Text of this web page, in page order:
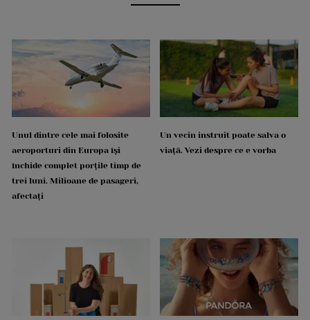
Unul dintre cele mai folosite
aeroporturi din Europa își
închide complet porțile timp de
trei luni. Milioane de pasageri,
afectați
Un vecin instruit poate salva o
viață. Vezi despre ce e vorba